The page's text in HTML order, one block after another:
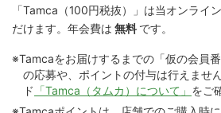
「Tamca （100円税抜）
」は当オンライ
だけます。 年会費は 無料 です。
※Tamcaをお届けするまでの「仮の会員
の応募や、ポイントの付与は⾏えませ
ド 「Tamca（タムカ）について」 をご